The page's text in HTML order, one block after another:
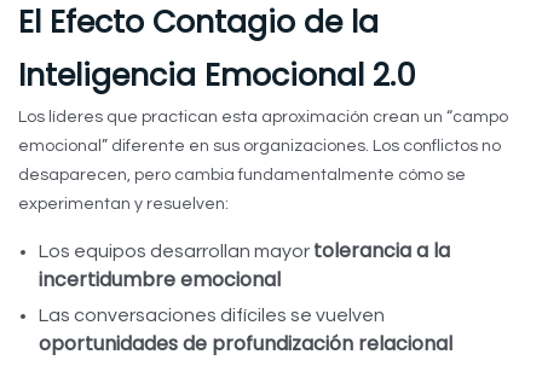
El Efecto Contagio de la
Inteligencia Emocional 2.0
Los líderes que practican esta aproximación crean un “campo
emocional” diferente en sus organizaciones. Los conflictos no
desaparecen, pero cambia fundamentalmente cómo se
experimentan y resuelven:
Los equipos desarrollan mayor tolerancia a la
incertidumbre emocional
Las conversaciones difíciles se vuelven
oportunidades de profundización relacional